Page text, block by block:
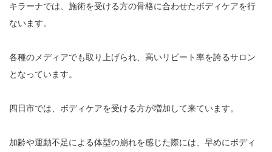
キラーナでは、施術を受ける方の骨格に合わせたボディケアを行
ないます。
各種のメディアでも取り上げられ、高いリピート率を誇るサロン
となっています。
四日市では、ボディケアを受ける方が増加して来ています。
加齢や運動不足による体型の崩れを感じた際には、早めにボディ